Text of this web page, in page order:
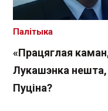
«Працяглая
Лукашэнка нешта,
Пуціна?
Палітыка